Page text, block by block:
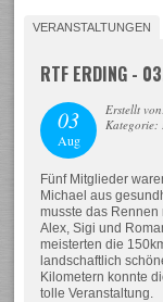
VERANSTALTUNGEN
RTF ERDING -
03
Aug
Erstellt
Kategorie:
Fünf Mitglieder
Michael aus
musste das
Alex, Sigi und
meisterten die
landschaftlich
Kilometern konnte
tolle Veranstaltung.